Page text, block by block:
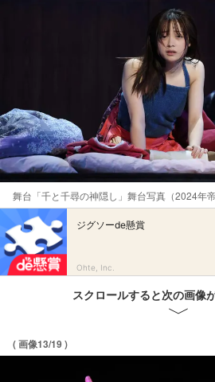
舞台「千と千尋の神隠し」舞台写真（2024年
ジグソーde懸賞
Ohte, Inc.
スクロールすると次の画像
( 画像13/19 )